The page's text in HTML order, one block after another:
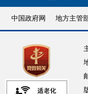
中国政府网 地方主管